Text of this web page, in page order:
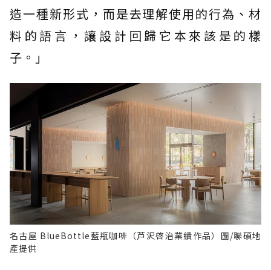
造一種新形式，而是去理解使用的行為、材
料的語言，讓設計回歸它本來該是的樣
子。」
名古屋 BlueBottle藍瓶咖啡（芦沢啓治業績作品）圖/聯碩地
產提供